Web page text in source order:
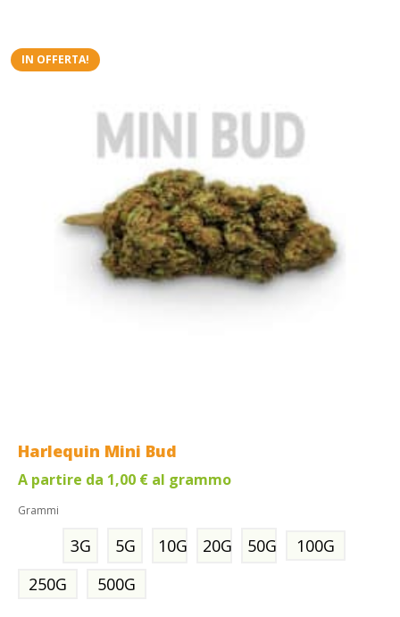
IN OFFERTA!
Harlequin Mini Bud
A partire da 1,00 € al grammo
Grammi
3G 5G 10G 20G 50G
100G
250G
500G